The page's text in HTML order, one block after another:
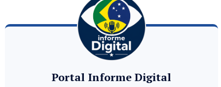
Portal Informe Digital